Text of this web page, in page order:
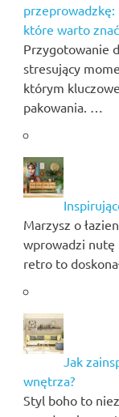
przeprowadzkę:
które warto znać
Przygotowanie
stresujący
którym
pakowania. …
Marzysz o
wprowadzi nutę
retro to
Jak
wnętrza?
Styl boho to